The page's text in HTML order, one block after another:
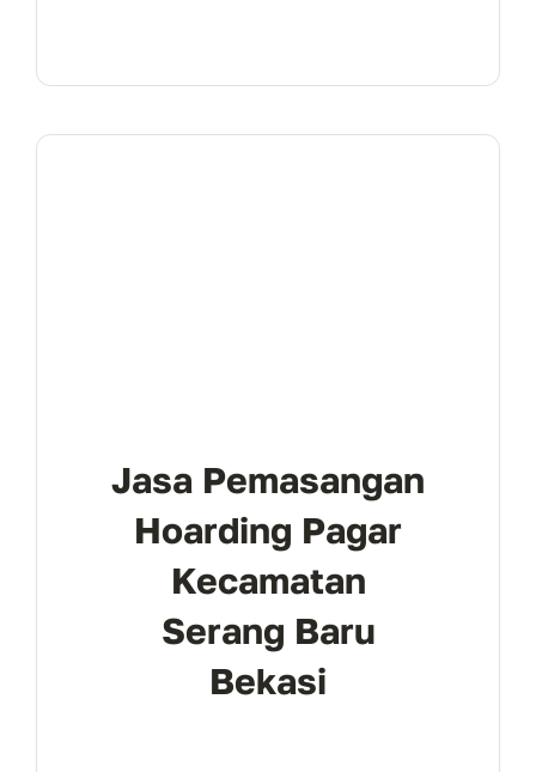
Jasa Pemasangan
Hoarding Pagar
Kecamatan
Serang Baru
Bekasi